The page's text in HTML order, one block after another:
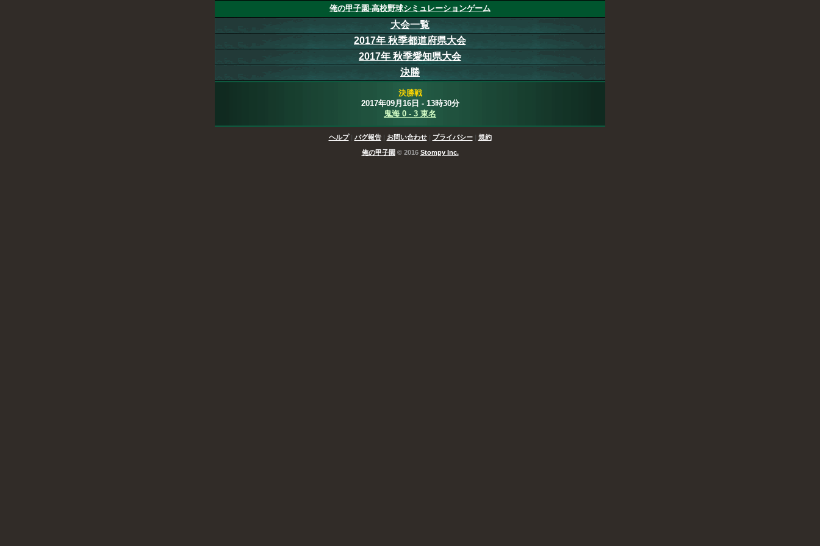
俺の甲子園-高校野球シミュレーションゲーム
大会一覧
2017年 秋季都道府県大会
2017年 秋季愛知県大会
決勝
決勝戦
2017年09月16日 - 13時30分
鬼海 0 - 3 東名
ヘルプ| バグ報告| お問い合わせ| プライバシー| 規約
俺の甲子園 © 2016 Stompy Inc.